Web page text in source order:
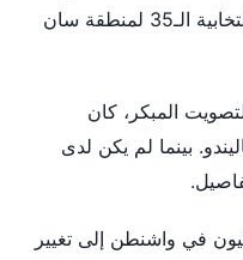
لم تحظَ باهتمام يُذكر في الدائرة الانتخابية الـ35 لمنطقة سان
المبكر، كان
بينما لم يكن لدى
في واشنطن إلى تغيير